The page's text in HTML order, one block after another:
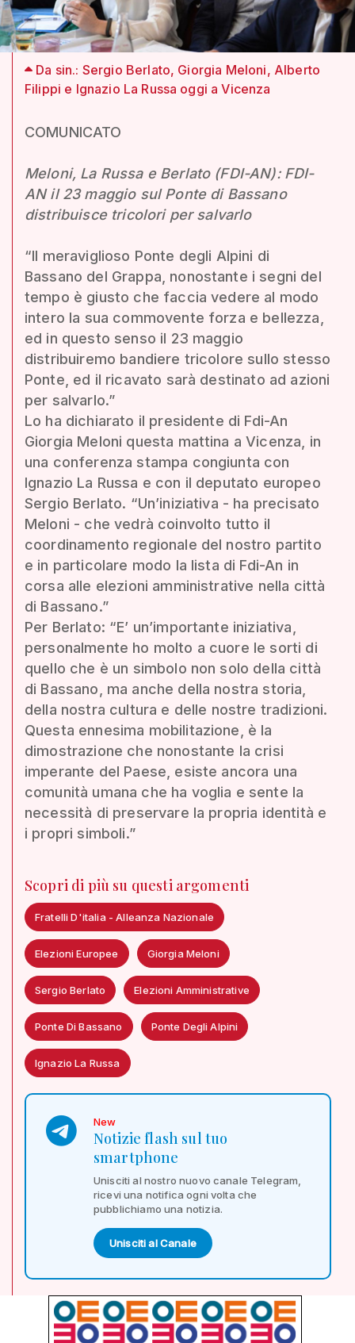
Da sin.: Sergio Berlato, Giorgia Meloni, Alberto
Filippi e Ignazio La Russa oggi a Vicenza
COMUNICATO
Meloni, La Russa e Berlato (FDI-AN): FDI-
AN il 23 maggio sul Ponte di Bassano
distribuisce tricolori per salvarlo
“Il meraviglioso Ponte degli Alpini di
Bassano del Grappa, nonostante i segni del
tempo è giusto che faccia vedere al modo
intero la sua commovente forza e bellezza,
ed in questo senso il 23 maggio
distribuiremo bandiere tricolore sullo stesso
Ponte, ed il ricavato sarà destinato ad azioni
per salvarlo.”
Lo ha dichiarato il presidente di Fdi-An
Giorgia Meloni questa mattina a Vicenza, in
una conferenza stampa congiunta con
Ignazio La Russa e con il deputato europeo
Sergio Berlato. “Un’iniziativa - ha precisato
Meloni - che vedrà coinvolto tutto il
coordinamento regionale del nostro partito
e in particolare modo la lista di Fdi-An in
corsa alle elezioni amministrative nella città
di Bassano.”
Per Berlato: “E’ un’importante iniziativa,
personalmente ho molto a cuore le sorti di
quello che è un simbolo non solo della città
di Bassano, ma anche della nostra storia,
della nostra cultura e delle nostre tradizioni.
Questa ennesima mobilitazione, è la
dimostrazione che nonostante la crisi
imperante del Paese, esiste ancora una
comunità umana che ha voglia e sente la
necessità di preservare la propria identità e
i propri simboli.”
Scopri di più su questi argomenti
Fratelli D'italia - Alleanza Nazionale
Elezioni Europee Giorgia Meloni
Sergio Berlato Elezioni Amministrative
Ponte Di Bassano Ponte Degli Alpini
Ignazio La Russa
New
Notizie flash sul tuo
smartphone
Unisciti al nostro nuovo canale Telegram,
ricevi una notifica ogni volta che
pubblichiamo una notizia.
Unisciti al Canale